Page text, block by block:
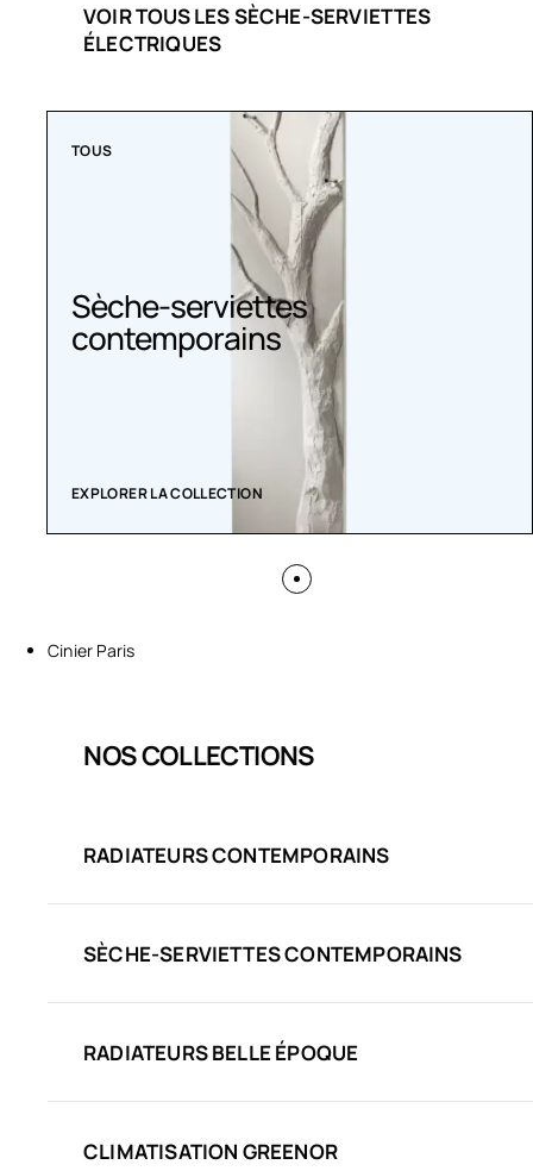
VOIR TOUS LES SÈCHE-SERVIETTES
ÉLECTRIQUES
TOUS
Sèche-serviettes
contemporains
EXPLORER LA COLLECTION
Cinier Paris
NOS COLLECTIONS
RADIATEURS CONTEMPORAINS
SÈCHE-SERVIETTES CONTEMPORAINS
RADIATEURS BELLE ÉPOQUE
CLIMATISATION GREENOR